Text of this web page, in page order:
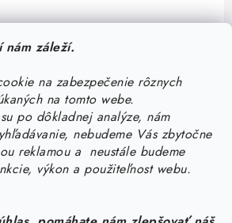
nám záleží.
na zabezpečenie rôznych
na tomto webe.
po dôkladnej analýze, nám
nebudeme Vás zbytočne
reklamou a neustále budeme
výkon a použiteľnost webu.
vám s výberom
niečím poradiť? Sme tu pre vás!
@kurin.sk
0950456469